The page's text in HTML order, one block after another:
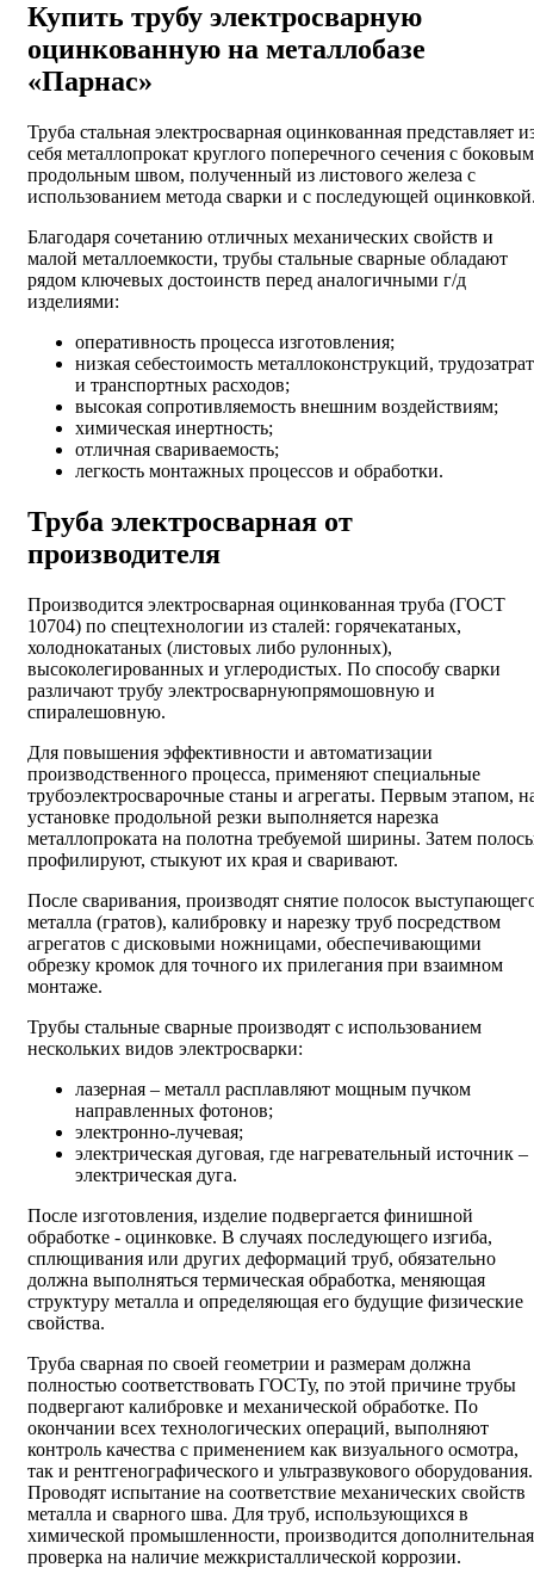
Купить трубу электросварную
оцинкованную на металлобазе
«Парнас»
Труба стальная электросварная оцинкованная представляет
себя металлопрокат круглого поперечного сечения с боковым
продольным швом, полученный из листового железа с
использованием метода сварки и с последующей
Благодаря сочетанию отличных механических свойств и
малой металлоемкости, трубы стальные сварные обладают
рядом ключевых достоинств перед аналогичными г/д
изделиями:
оперативность процесса изготовления;
низкая себестоимость металлоконструкций, трудозатрат
и транспортных расходов;
высокая сопротивляемость внешним воздействиям;
химическая инертность;
отличная свариваемость;
легкость монтажных процессов и обработки.
Труба электросварная от
производителя
Производится электросварная оцинкованная труба (ГОСТ
10704) по спецтехнологии из сталей: горячекатаных,
холоднокатаных (листовых либо рулонных),
высоколегированных и углеродистых. По способу сварки
различают трубу электросварнуюпрямошовную и
спиралешовную.
Для повышения эффективности и автоматизации
производственного процесса, применяют специальные
трубоэлектросварочные станы и агрегаты. Первым этапом,
установке продольной резки выполняется нарезка
металлопроката на полотна требуемой ширины. Затем
профилируют, стыкуют их края и сваривают.
После сваривания, производят снятие полосок
металла (гратов), калибровку и нарезку труб посредством
агрегатов с дисковыми ножницами, обеспечивающими
обрезку кромок для точного их прилегания при взаимном
монтаже.
Трубы стальные сварные производят с использованием
нескольких видов электросварки:
лазерная – металл расплавляют мощным пучком
направленных фотонов;
электронно-лучевая;
электрическая дуговая, где нагревательный источник –
электрическая дуга.
После изготовления, изделие подвергается финишной
обработке - оцинковке. В случаях последующего изгиба,
сплющивания или других деформаций труб, обязательно
должна выполняться термическая обработка, меняющая
структуру металла и определяющая его будущие физические
свойства.
Труба сварная по своей геометрии и размерам должна
полностью соответствовать ГОСТу, по этой причине трубы
подвергают калибровке и механической обработке. По
окончании всех технологических операций, выполняют
контроль качества с применением как визуального осмотра,
так и рентгенографического и ультразвукового оборудования.
Проводят испытание на соответствие механических свойств
металла и сварного шва. Для труб, использующихся в
химической промышленности, производится дополнительная
проверка на наличие межкристаллической коррозии.